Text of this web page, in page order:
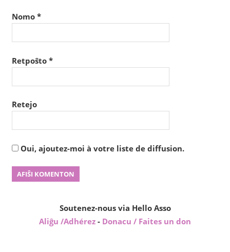
Nomo *
Retpoŝto *
Retejo
Oui, ajoutez-moi à votre liste de diffusion.
Soutenez-nous via Hello Asso
Aliĝu /Adhérez - Donacu / Faites un don